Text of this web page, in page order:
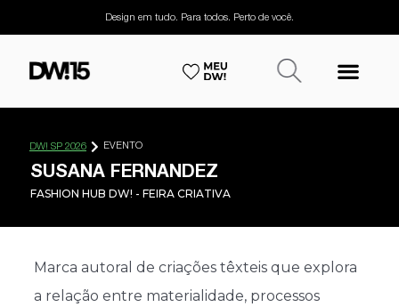
Design em tudo. Para todos. Perto de você.
DW! SP 2026 EVENTO
SUSANA FERNANDEZ
FASHION HUB DW! - FEIRA CRIATIVA
Marca autoral de criações têxteis que explora
a relação entre materialidade, processos